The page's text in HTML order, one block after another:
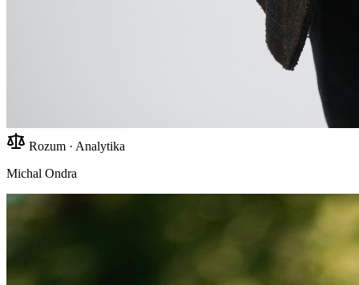
Rozum · Analytika
Michal Ondra